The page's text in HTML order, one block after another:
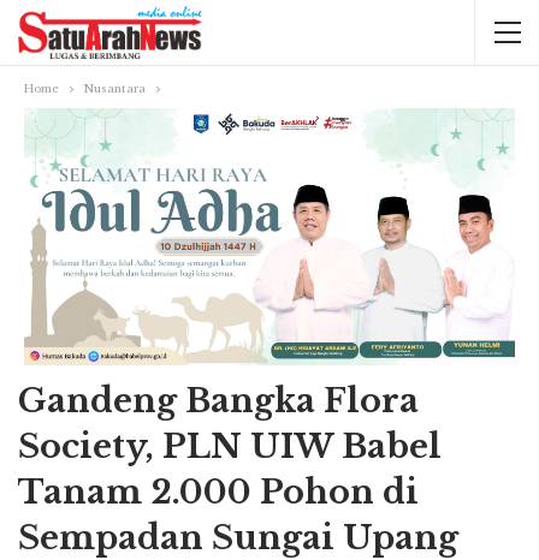
Home Nusantara
Gandeng Bangka Flora
Society, PLN UIW Babel
Tanam 2.000 Pohon di
Sempadan Sungai Upang